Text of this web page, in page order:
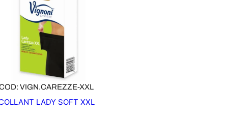
VIGN.CAREZZE-XXL
LADY SOFT XXL